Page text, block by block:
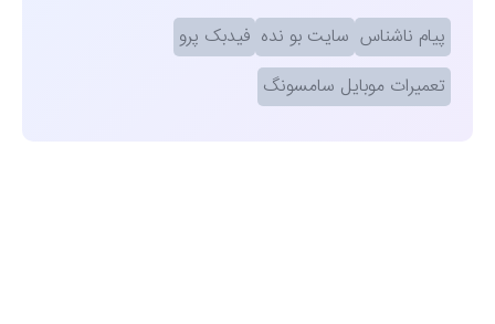
پیام ناشناس سایت بو نده فیدبک پرو
تعمیرات موبایل سامسونگ